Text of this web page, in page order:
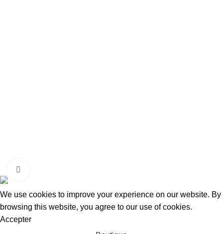
We use cookies to improve your experience on our website. By
browsing this website, you agree to our use of cookies.
Accepter